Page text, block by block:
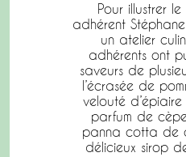
Pour illustrer
adhérent
un atelier
adhérents ont
saveurs de
l’écrasée de
velouté
parfum de
panna cotta de
délicieux sirop